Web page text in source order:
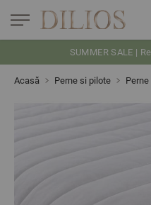
SUMMER SALE |
Acasă Perne si pilote